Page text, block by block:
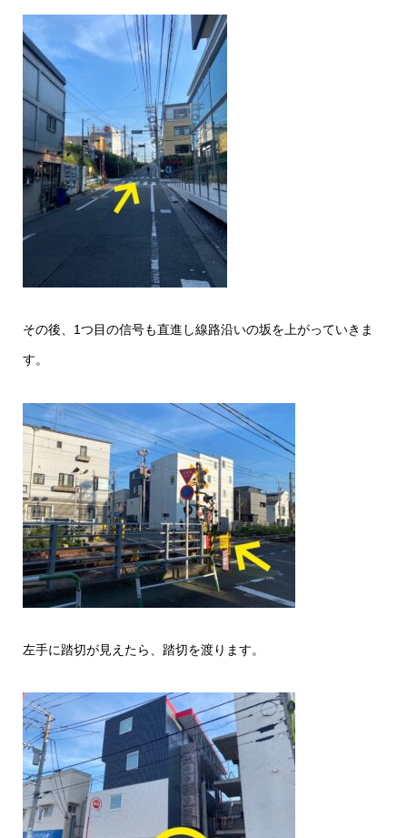
その後、1つ目の信号も直進し線路沿いの坂を上がっていきま
す。
左手に踏切が見えたら、踏切を渡ります。